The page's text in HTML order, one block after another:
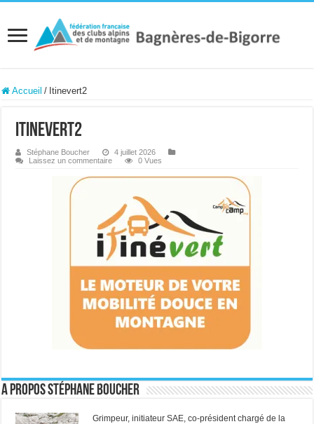
Accueil / Itinevert2
Itinevert2
Stéphane Boucher
4 juillet 2026
Laissez un commentaire
0 Vues
A propos Stéphane Boucher
Grimpeur, initiateur SAE, co-président chargé de la